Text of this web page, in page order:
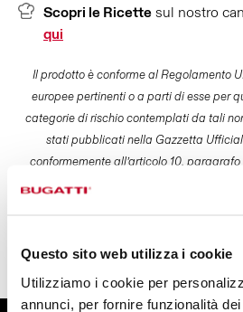
Questo sito web utilizza i cookie
Utilizziamo i cookie per
annunci, per fornire funzionalità
Scopri le Ricette sul nostro
qui
Il prodotto è conforme al Regolamento
europee pertinenti o a parti di esse per
categorie di rischio contemplati da tali
stati pubblicati nella Gazzetta
conformemente all’articolo 10, paragrafo
Potete trovare l'analisi completa dei rischi
qui: https://www.casabugatti.com/it/